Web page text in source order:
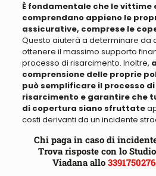
È fondamentale che le vittime
comprendano appieno le
assicurative, comprese le
Questo aiuterà a determinare da
ottenere il massimo supporto
processo di risarcimento. Inoltre,
comprensione delle proprie
può semplificare il processo
risarcimento e garantire che
di copertura siano sfruttate
costi derivanti da un incidente
Chi paga in caso di
Trova risposte con lo
Viadana allo3391750276